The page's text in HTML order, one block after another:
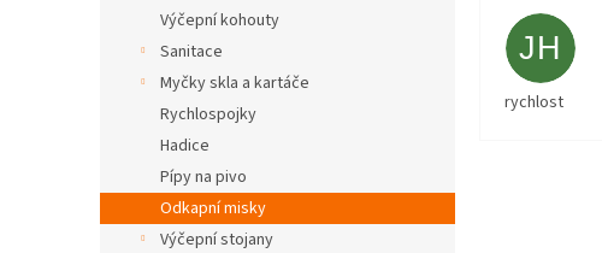
Výčepní kohouty
Sanitace
Myčky skla a kartáče
Rychlospojky
Hadice
Pípy na pivo
Odkapní misky
Výčepní stojany
JH
rychlost